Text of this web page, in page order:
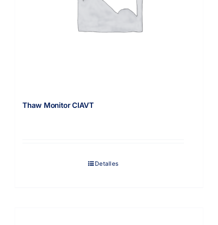
Thaw Monitor CIAVT
Detalles